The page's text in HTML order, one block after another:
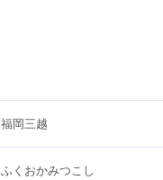
福岡三越
ふくおかみつこし